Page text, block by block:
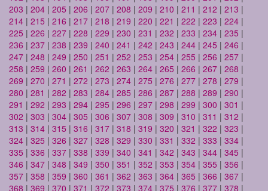
203 | 204 | 205 | 206 | 207 | 208 | 209 | 210 | 211 | 212 | 213 |
214 | 215 | 216 | 217 | 218 | 219 | 220 | 221 | 222 | 223 | 224 |
225 | 226 | 227 | 228 | 229 | 230 | 231 | 232 | 233 | 234 | 235 |
236 | 237 | 238 | 239 | 240 | 241 | 242 | 243 | 244 | 245 | 246 |
247 | 248 | 249 | 250 | 251 | 252 | 253 | 254 | 255 | 256 | 257 |
258 | 259 | 260 | 261 | 262 | 263 | 264 | 265 | 266 | 267 | 268 |
269 | 270 | 271 | 272 | 273 | 274 | 275 | 276 | 277 | 278 | 279 |
280 | 281 | 282 | 283 | 284 | 285 | 286 | 287 | 288 | 289 | 290 |
291 | 292 | 293 | 294 | 295 | 296 | 297 | 298 | 299 | 300 | 301 |
302 | 303 | 304 | 305 | 306 | 307 | 308 | 309 | 310 | 311 | 312 |
313 | 314 | 315 | 316 | 317 | 318 | 319 | 320 | 321 | 322 | 323 |
324 | 325 | 326 | 327 | 328 | 329 | 330 | 331 | 332 | 333 | 334 |
335 | 336 | 337 | 338 | 339 | 340 | 341 | 342 | 343 | 344 | 345 |
346 | 347 | 348 | 349 | 350 | 351 | 352 | 353 | 354 | 355 | 356 |
357 | 358 | 359 | 360 | 361 | 362 | 363 | 364 | 365 | 366 | 367 |
368 | 369 | 370 | 371 | 372 | 373 | 374 | 375 | 376 | 377 | 378 |